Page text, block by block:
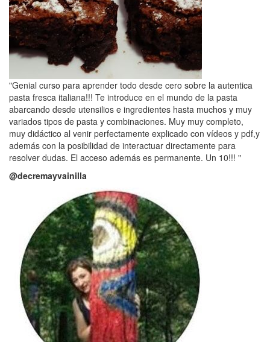
"Genial curso para aprender todo desde cero sobre la autentica
pasta fresca italiana!!! Te introduce en el mundo de la pasta
abarcando desde utensilios e ingredientes hasta muchos y muy
variados tipos de pasta y combinaciones. Muy muy completo,
muy didáctico al venir perfectamente explicado con vídeos y pdf,y
además con la posibilidad de interactuar directamente para
resolver dudas. El acceso además es permanente. Un 10!!! "
@decremayvainilla